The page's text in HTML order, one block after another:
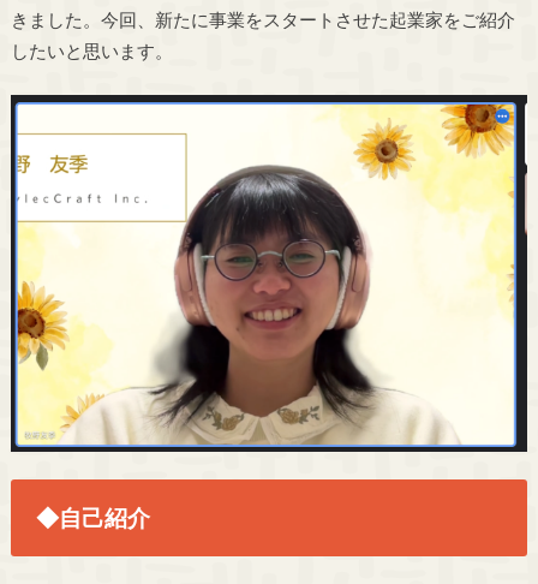
きました。今回、新たに事業をスタートさせた起業家をご紹介
したいと思います。
◆自己紹介